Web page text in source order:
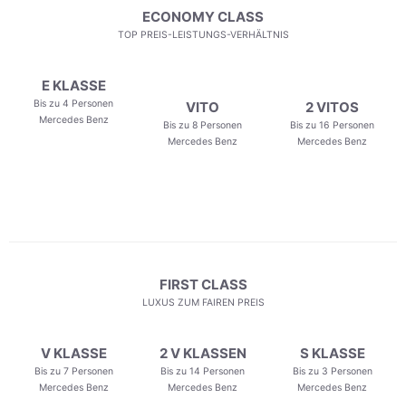
ECONOMY CLASS
TOP PREIS-LEISTUNGS-VERHÄLTNIS
E KLASSE
Bis zu 4 Personen
Mercedes Benz
VITO
Bis zu 8 Personen
Mercedes Benz
2 VITOS
Bis zu 16 Personen
Mercedes Benz
FIRST CLASS
LUXUS ZUM FAIREN PREIS
V KLASSE
Bis zu 7 Personen
Mercedes Benz
2 V KLASSEN
Bis zu 14 Personen
Mercedes Benz
S KLASSE
Bis zu 3 Personen
Mercedes Benz